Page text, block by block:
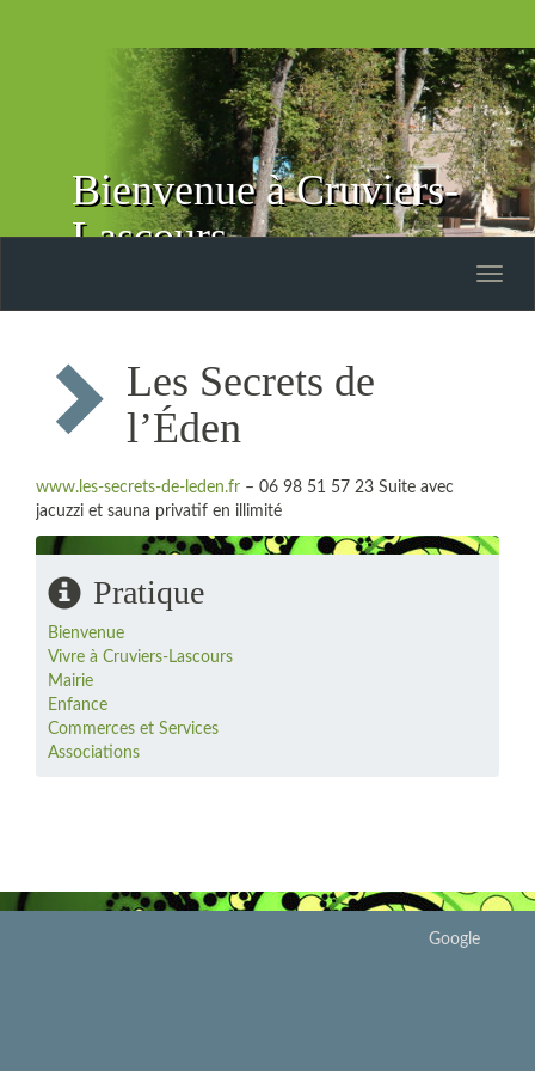
Bienvenue à Cruviers-
Lascours
Toggle
Les Secrets de
l’Éden
www.les-secrets-de-leden.fr – 06 98 51 57 23 Suite avec
jacuzzi et sauna privatif en illimité
Pratique
Bienvenue
Vivre à Cruviers-Lascours
Mairie
Enfance
Commerces et Services
Associations
Google